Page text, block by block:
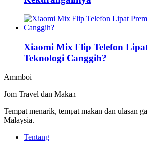
Xiaomi Mix Flip Telefon
Teknologi Canggih?
Ammboi
Jom Travel dan Makan
Tempat menarik, tempat makan dan ulasan
Malaysia.
Tentang